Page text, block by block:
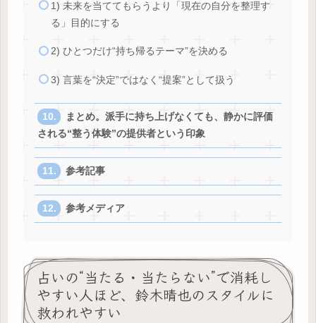
1) 未来を当ててもらうより「現在の自分を整理す
る」目的にする
2) ひとつだけ“持ち帰るテーマ”を決める
3) 言葉を“決定”ではなく“提案”として扱う
まとめ。派手に持ち上げなくても、静かに評価
される“整う体験”の提供者という印象
参考記事
参考メディア
占いの“当たる・当たらない”で消耗し
やすい人ほど、鈴木晴也のスタイルに
救われやすい